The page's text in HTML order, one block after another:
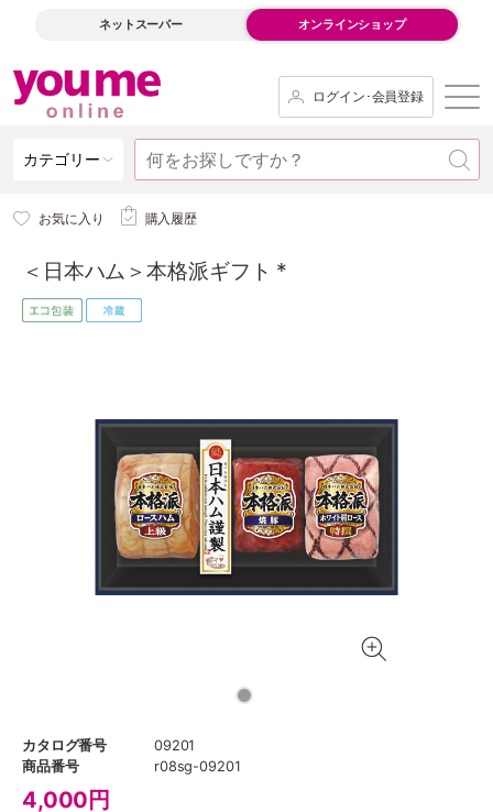
ネットスーパー オンラインショップ
ログイン･会員登録
カテゴリー
お気に入り 購入履歴
＜日本ハム＞本格派ギフト *
カタログ番号
09201
商品番号
r08sg-09201
4,000 円